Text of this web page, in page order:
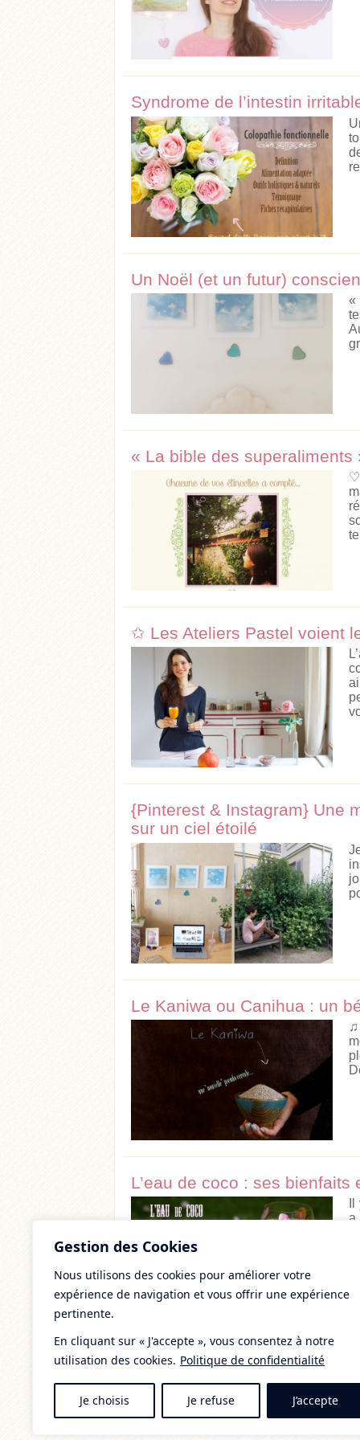
Gestion des Cookies
Nous utilisons des cookies pour améliorer votre
expérience de navigation et vous offrir une expérience
pertinente.
En cliquant sur « J'accepte », vous consentez à notre
utilisation des cookies. Politique de confidentialité
Je choisis Je refuse J’accepte
Syndrome de l’intestin
Un Noël (et un futur)
«
« La bible des
♡
✩ Les Ateliers Pastel voient
{Pinterest & Instagram} Une
sur un ciel étoilé
Le Kaniwa ou Canihua : un
L’eau de coco : ses
a
Précédente